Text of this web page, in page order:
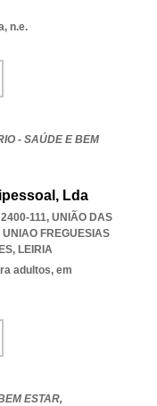
n.e.
- SAÚDE E BEM
Lda
111, UNIÃO DAS
UNIAO FREGUESIAS
, LEIRIA
adultos, em
ESTAR,